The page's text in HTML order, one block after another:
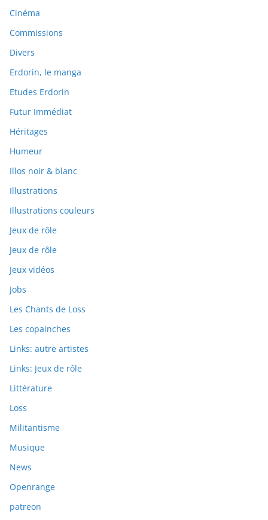
Cinéma
Commissions
Divers
Erdorin, le manga
Etudes Erdorin
Futur Immédiat
Héritages
Humeur
Illos noir & blanc
Illustrations
Illustrations couleurs
Jeux de rôle
Jeux de rôle
Jeux vidéos
Jobs
Les Chants de Loss
Les copainches
Links: autre artistes
Links: Jeux de rôle
Littérature
Loss
Militantisme
Musique
News
Openrange
patreon